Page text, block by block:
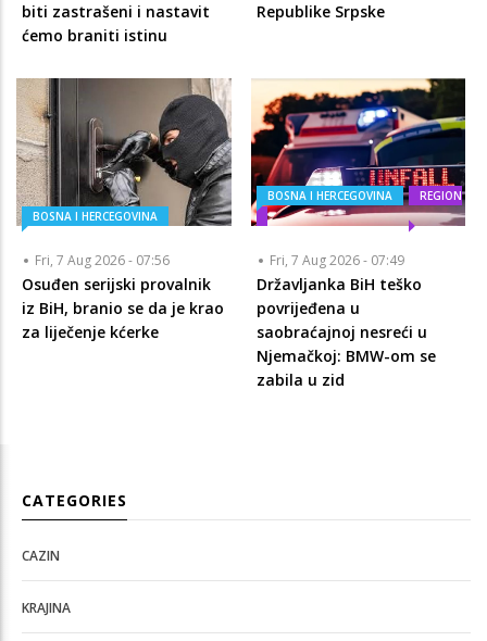
biti zastrašeni i nastavit
ćemo braniti istinu
Republike Srpske
BOSNA I HERCEGOVINA
Fri, 7 Aug 2026 - 07:56
Osuđen serijski provalnik
iz BiH, branio se da je krao
za liječenje kćerke
BOSNA I HERCEGOVINA REGION
Fri, 7 Aug 2026 - 07:49
Državljanka BiH teško
povrijeđena u
saobraćajnoj nesreći u
Njemačkoj: BMW-om se
zabila u zid
CATEGORIES
CAZIN
KRAJINA